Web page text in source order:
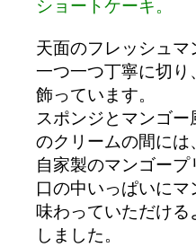
ショートケーキ。
天面のフレッシュマ
一つ一つ丁寧に切り
飾っています。
スポンジとマンゴー
のクリームの間には
自家製のマンゴープ
口の中いっぱいにマ
味わっていただける